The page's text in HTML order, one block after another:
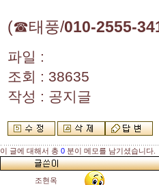
(☎태풍/010-2555-
파일 :
조회 : 38635
작성 : 공지글
이 글에 대해서 총 0 분이 메모를 남기셨습니다.
조현옥